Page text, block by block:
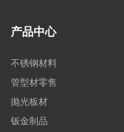
产品中心
不锈钢材料
管型材零售
抛光板材
钣金制品